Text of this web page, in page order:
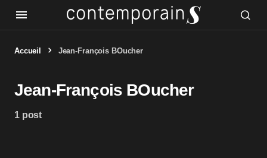
Accueil Jean-François BOucher
Jean-François BOucher
1 post